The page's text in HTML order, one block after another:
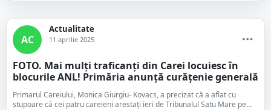
AC
Actualitate
11 aprilie 2025
FOTO. Mai mulți traficanți din Carei locuiesc în
blocurile ANL! Primăria anunță curățenie generală
Primarul Careiului, Monica Giurgiu- Kovacs, a precizat că a aflat cu
stupoare că cei patru careieni arestați ieri de Tribunalul Satu Mare pe...